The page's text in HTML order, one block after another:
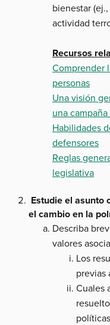
bienestar
actividad
Recursos
Comprender
personas
Una visión
una
Habilidades
defensores
Reglas
legislativa
Estudie el asunto
el cambio en la
Describa
valores
Los
previas
Cuales